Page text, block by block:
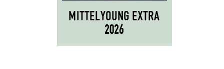
MITTELYOUNG EXTRA
2026